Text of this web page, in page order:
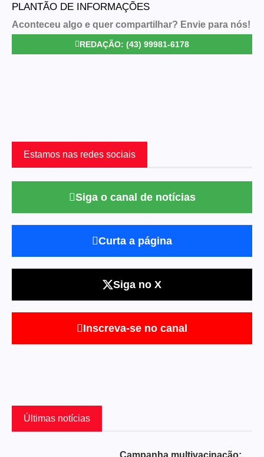
PLANTÃO DE INFORMAÇÕES
Aconteceu algo e quer compartilhar? Envie para nós!
REDAÇÃO: (43) 99981-6178
Estamos nas redes sociais
Siga o canal de notícias
Curta a página
Siga no X
Inscreva-se no canal
Últimas notícias